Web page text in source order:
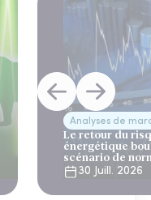
Analyses de
Le retour du
énergétique
scénario de
30 Juill. 2026